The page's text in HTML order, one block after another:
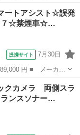
ード名： クー
ーレスエントリ
ートアシスト☆誤発
７☆禁煙車☆…
提携サイト 7月30日
ド名： Ｘ☆スマー
禁煙車☆ ナビ☆Ｂｌ
クカメラ 両側スラ
ンスソナー…